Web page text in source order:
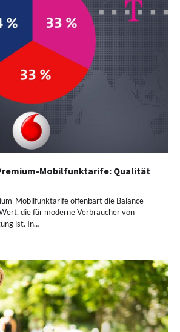
Mobilfunktarife: Qualität
Mobilfunktarife offenbart die Balance
die für moderne Verbraucher von
ist. In…